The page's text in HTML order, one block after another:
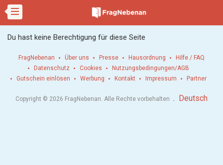
Du hast keine Berechtigung für diese Seite
FragNebenan Über uns Presse Hausordnung
Hilfe / FAQ
Datenschutz
Cookies
Nutzungsbedingungen/AGB
Gutschein einlösen
Werbung Kontakt Impressum Partner
Copyright © 2026 FragNebenan. Alle Rechte vorbehalten . Deutsch